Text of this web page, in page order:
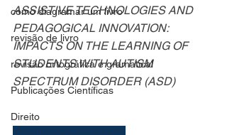
como diagramar um livro
revisão de livro
revisão ortográfica e gramatical
Publicações Científicas
Direito
ASSISTIVE TECHNOLOGIES AND
PEDAGOGICAL INNOVATION:
IMPACTS ON THE LEARNING OF
STUDENTS WITH AUTISM
SPECTRUM DISORDER (ASD)